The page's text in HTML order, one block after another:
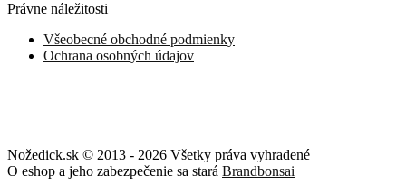
Právne náležitosti
Všeobecné obchodné podmienky
Ochrana osobných údajov
Nožedick.sk © 2013 - 2026 Všetky práva vyhradené
O eshop a jeho zabezpečenie sa stará Brandbonsai